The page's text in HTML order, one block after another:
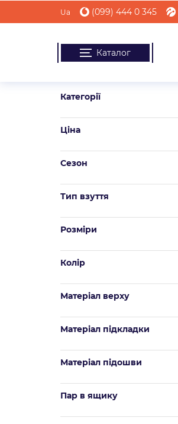
Ua (099) 444 0 345
Каталог
Категорії
Ціна
Сезон
Тип взуття
Розміри
Колір
Матеріал верху
Mатеріал підкладки
Матеріал підошви
Пар в ящику